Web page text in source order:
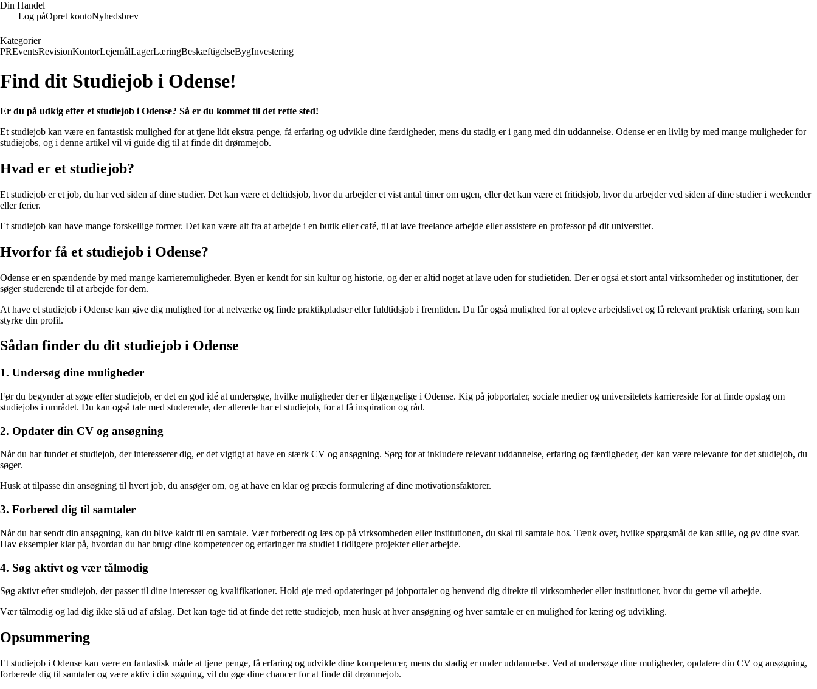
Din Handel
Log påOpret kontoNyhedsbrev
Kategorier
PREventsRevisionKontorLejemålLagerLæringBeskæftigelseBygInvestering
Find dit Studiejob i Odense!
Er du på udkig efter et studiejob i Odense? Så er du kommet til det rette sted!
Et studiejob kan være en fantastisk mulighed for at tjene lidt ekstra penge, få erfaring og udvikle dine færdigheder, mens du stadig er i gang med din uddannelse. Odense er en livlig by med mange muligheder for
studiejobs, og i denne artikel vil vi guide dig til at finde dit drømmejob.
Hvad er et studiejob?
Et studiejob er et job, du har ved siden af dine studier. Det kan være et deltidsjob, hvor du arbejder et vist antal timer om ugen, eller det kan være et fritidsjob, hvor du arbejder ved siden af dine studier i weekender
eller ferier.
Et studiejob kan have mange forskellige former. Det kan være alt fra at arbejde i en butik eller café, til at lave freelance arbejde eller assistere en professor på dit universitet.
Hvorfor få et studiejob i Odense?
Odense er en spændende by med mange karrieremuligheder. Byen er kendt for sin kultur og historie, og der er altid noget at lave uden for studietiden. Der er også et stort antal virksomheder og institutioner, der
søger studerende til at arbejde for dem.
At have et studiejob i Odense kan give dig mulighed for at netværke og finde praktikpladser eller fuldtidsjob i fremtiden. Du får også mulighed for at opleve arbejdslivet og få relevant praktisk erfaring, som kan
styrke din profil.
Sådan finder du dit studiejob i Odense
1. Undersøg dine muligheder
Før du begynder at søge efter studiejob, er det en god idé at undersøge, hvilke muligheder der er tilgængelige i Odense. Kig på jobportaler, sociale medier og universitetets karriereside for at finde opslag om
studiejobs i området. Du kan også tale med studerende, der allerede har et studiejob, for at få inspiration og råd.
2. Opdater din CV og ansøgning
Når du har fundet et studiejob, der interesserer dig, er det vigtigt at have en stærk CV og ansøgning. Sørg for at inkludere relevant uddannelse, erfaring og færdigheder, der kan være relevante for det studiejob, du
søger.
Husk at tilpasse din ansøgning til hvert job, du ansøger om, og at have en klar og præcis formulering af dine motivationsfaktorer.
3. Forbered dig til samtaler
Når du har sendt din ansøgning, kan du blive kaldt til en samtale. Vær forberedt og læs op på virksomheden eller institutionen, du skal til samtale hos. Tænk over, hvilke spørgsmål de kan stille, og øv dine svar.
Hav eksempler klar på, hvordan du har brugt dine kompetencer og erfaringer fra studiet i tidligere projekter eller arbejde.
4. Søg aktivt og vær tålmodig
Søg aktivt efter studiejob, der passer til dine interesser og kvalifikationer. Hold øje med opdateringer på jobportaler og henvend dig direkte til virksomheder eller institutioner, hvor du gerne vil arbejde.
Vær tålmodig og lad dig ikke slå ud af afslag. Det kan tage tid at finde det rette studiejob, men husk at hver ansøgning og hver samtale er en mulighed for læring og udvikling.
Opsummering
Et studiejob i Odense kan være en fantastisk måde at tjene penge, få erfaring og udvikle dine kompetencer, mens du stadig er under uddannelse. Ved at undersøge dine muligheder, opdatere din CV og ansøgning,
forberede dig til samtaler og være aktiv i din søgning, vil du øge dine chancer for at finde dit drømmejob.